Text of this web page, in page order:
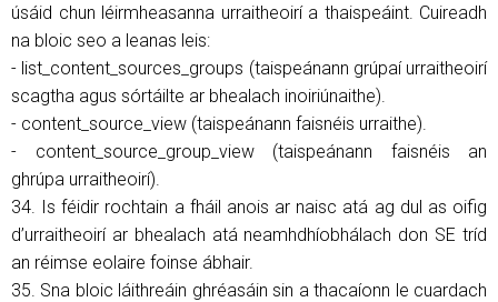
úsáid chun léirmheasanna urraitheoirí a thaispeáint. Cuireadh
na bloic seo a leanas leis:
- list_content_sources_groups (taispeánann grúpaí urraitheoirí
scagtha agus sórtáilte ar bhealach inoiriúnaithe).
- content_source_view (taispeánann faisnéis urraithe).
- content_source_group_view (taispeánann faisnéis an
ghrúpa urraitheoirí).
34. Is féidir rochtain a fháil anois ar naisc atá ag dul as oifig
d’urraitheoirí ar bhealach atá neamhdhíobhálach don SE tríd
an réimse eolaire foinse ábhair.
35. Sna bloic láithreáin ghréasáin sin a thacaíonn le cuardach